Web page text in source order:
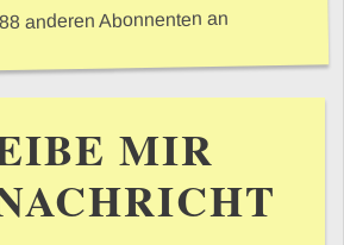
anderen Abonnenten an
MIR